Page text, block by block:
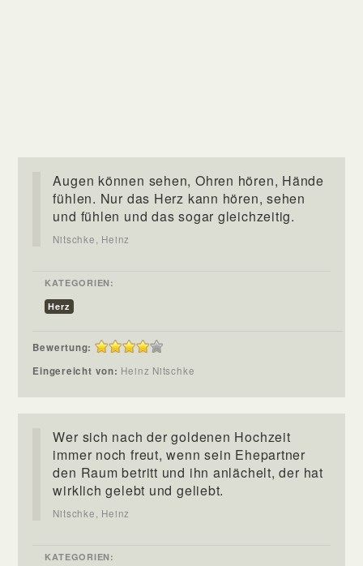
Augen können sehen, Ohren hören, Hände
fühlen. Nur das Herz kann hören, sehen
und fühlen und das sogar gleichzeitig.
Nitschke, Heinz
KATEGORIEN:
Herz
Bewertung:
Eingereicht von: Heinz Nitschke
Wer sich nach der goldenen Hochzeit
immer noch freut, wenn sein Ehepartner
den Raum betritt und ihn anlächelt, der hat
wirklich gelebt und geliebt.
Nitschke, Heinz
KATEGORIEN: